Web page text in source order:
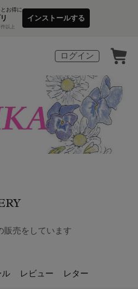
お得に
以上
インストールする
ログイン
売をしています
ル レビュー レター